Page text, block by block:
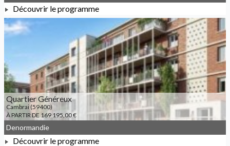
À PARTIR DE 158 250,00 €
Découvrir le programme
Quartier Généreux
Cambrai (59400)
À PARTIR DE 169 195,00 €
Denormandie
Découvrir le programme